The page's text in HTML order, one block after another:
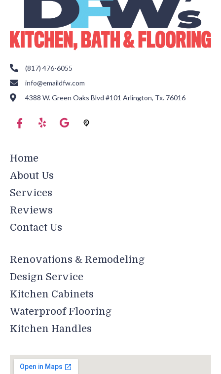
(817) 476-6055
info@emaildfw.com
4388 W. Green Oaks Blvd #101 Arlington, Tx. 76016
Home
About Us
Services
Reviews
Contact Us
Renovations & Remodeling
Design Service
Kitchen Cabinets
Waterproof Flooring
Kitchen Handles